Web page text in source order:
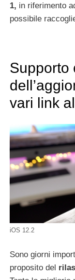
1, in riferimento
possibile
Supporto
vari link
iOS 12.2
Sono giorni
proposito del